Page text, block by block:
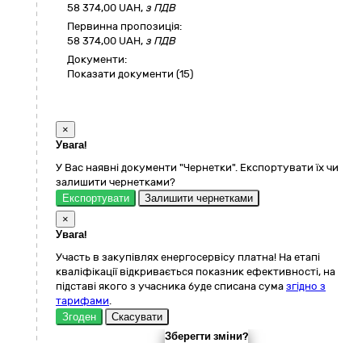
58 374,00 UAH, з ПДВ
Первинна пропозиція:
58 374,00 UAH, з ПДВ
Документи:
Показати документи (15)
×
Увага!
У Вас наявні документи "Чернетки". Експортувати їх чи
залишити чернетками?
Експортувати
Залишити чернетками
×
Увага!
Участь в закупівлях енергосервісу платна! На етапі
кваліфікації відкривається показник ефективності, на
підставі якого з учасника буде списана сума згідно з
тарифами.
Згоден
Скасувати
Зберегти зміни?